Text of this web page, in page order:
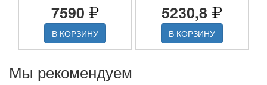
7590
В КОРЗИНУ
5230,8
В КОРЗИНУ
Мы рекомендуем